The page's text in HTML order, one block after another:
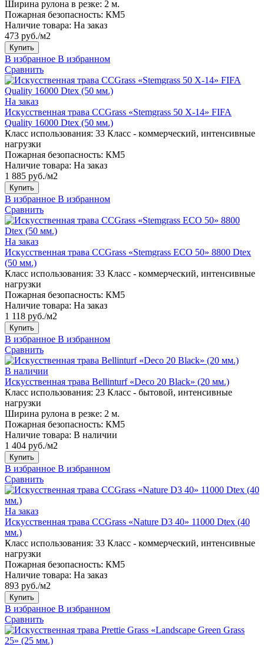
Ширина рулона в резке: 2 м.
Пожарная безопасность: КМ5
Наличие товара: На заказ
473 руб./м2
Купить
В избранное В избранном
Сравнить
На заказ
Искусственная трава CCGrass «Stemgrass 50 X-14» FIFA
Quality 16000 Dtex (50 мм.)
Класс использования: 33 Класс - коммерческий, интенсивные
нагрузки
Пожарная безопасность: КМ5
Наличие товара: На заказ
1 885 руб./м2
Купить
В избранное В избранном
Сравнить
На заказ
Искусственная трава CCGrass «Stemgrass ECO 50» 8800 Dtex
(50 мм.)
Класс использования: 33 Класс - коммерческий, интенсивные
нагрузки
Пожарная безопасность: КМ5
Наличие товара: На заказ
1 118 руб./м2
Купить
В избранное В избранном
Сравнить
В наличии
Искусственная трава Bellinturf «Deco 20 Black» (20 мм.)
Класс использования: 23 Класс - бытовой, интенсивные
нагрузки
Ширина рулона в резке: 2 м.
Пожарная безопасность: КМ5
Наличие товара: В наличии
1 404 руб./м2
Купить
В избранное В избранном
Сравнить
На заказ
Искусственная трава CCGrass «Nature D3 40» 11000 Dtex (40
мм.)
Класс использования: 33 Класс - коммерческий, интенсивные
нагрузки
Пожарная безопасность: КМ5
Наличие товара: На заказ
893 руб./м2
Купить
В избранное В избранном
Сравнить